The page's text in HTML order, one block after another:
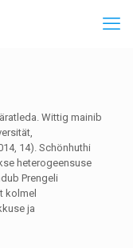
Wittig mainib
14). Schönhuthi
heterogeensuse
Prengeli
kolmel
ja